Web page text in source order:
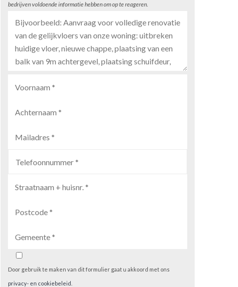
bedrijven voldoende informatie hebben om op te reageren.
Door gebruik te maken van dit formulier gaat u akkoord met ons
privacy- en cookiebeleid